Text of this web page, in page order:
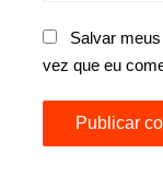
Salvar
vez que eu